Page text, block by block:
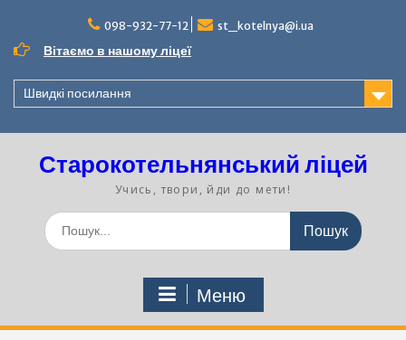
вмісту
098-932-77-12 st_kotelnya@i.ua
Вітаємо в нашому ліцеї
Швидкі посилання
Старокотельнянський ліцей
Учись, твори, йди до мети!
Шукати:
Меню